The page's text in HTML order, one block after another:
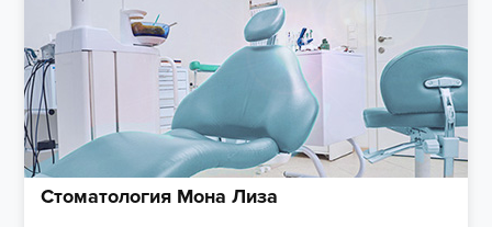
Стоматология Мона Лиза